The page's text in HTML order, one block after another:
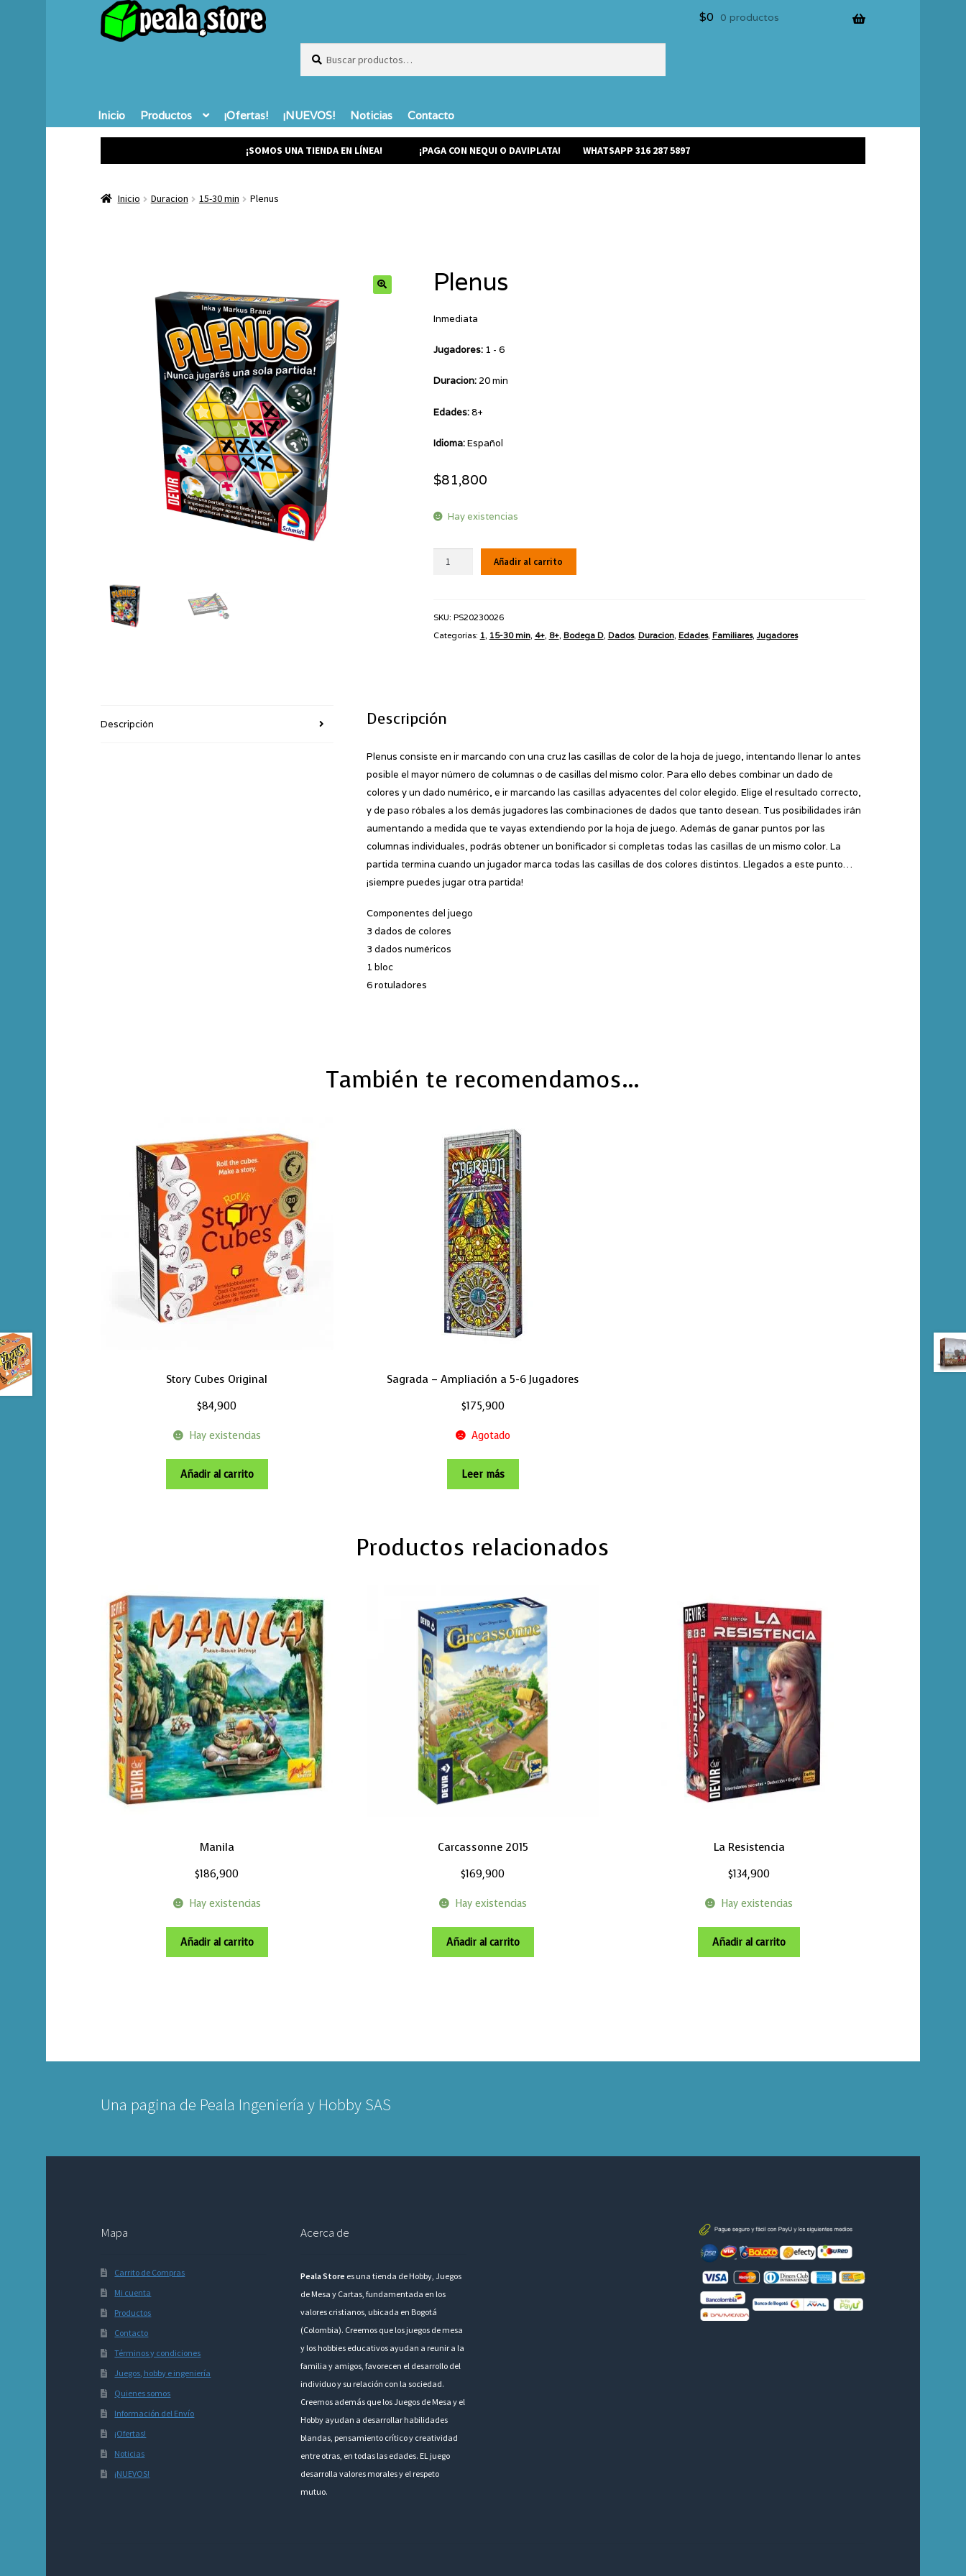
$0 0 productos
Buscar
Inicio Productos ¡Ofertas! ¡NUEVOS! Noticias Contacto
¡SOMOS UNA TIENDA EN LÍNEA! ¡PAGA CON NEQUI O DAVIPLATA! WHATSAPP 316 287 5897
Inicio Duracion 15-30 min Plenus
Plenus
Inmediata
Jugadores: 1 - 6
Duracion: 20 min
Edades:8+
Idioma:Español
$81,800
Hay existencias
Plenus
Añadir al carrito
SKU: PS20230026
Categorías: 1, 15-30 min, 4+, 8+, Bodega D, Dados, Duracion, Edades, Familiares, Jugadores
Descripción Descripción
Plenus consiste en ir marcando con una cruz las casillas de color de la hoja de juego, intentando llenar lo antes
posible el mayor número de columnas o de casillas del mismo color. Para ello debes combinar un dado de
colores y un dado numérico, e ir marcando las casillas adyacentes del color elegido. Elige el resultado correcto,
y de paso róbales a los demás jugadores las combinaciones de dados que tanto desean. Tus posibilidades irán
aumentando a medida que te vayas extendiendo por la hoja de juego. Además de ganar puntos por las
columnas individuales, podrás obtener un bonificador si completas todas las casillas de un mismo color. La
partida termina cuando un jugador marca todas las casillas de dos colores distintos. Llegados a este punto…
¡siempre puedes jugar otra partida!
Componentes del juego
3 dados de colores
3 dados numéricos
1 bloc
6 rotuladores
También te recomendamos…
Story Cubes Original
$84,900
Hay existencias
Añadir al carrito
Sagrada – Ampliación a 5-6 Jugadores
$175,900
Agotado
Leer más
Productos relacionados
Manila
$186,900
Hay existencias
Añadir al carrito
Carcassonne 2015
$169,900
Hay existencias
Añadir al carrito
La Resistencia
$134,900
Hay existencias
Añadir al carrito
Una pagina de Peala Ingeniería y Hobby SAS
Mapa
Carrito de Compras
Mi cuenta
Productos
Contacto
Términos y condiciones
Juegos, hobby e ingeniería
Quienes somos
Información del Envío
¡Ofertas!
Noticias
¡NUEVOS!
Acerca de
Peala Store es una tienda de Hobby, Juegos
de Mesa y Cartas, fundamentada en los
valores cristianos, ubicada en Bogotá
(Colombia). Creemos que los juegos de mesa
y los hobbies educativos ayudan a reunir a la
familia y amigos, favorecen el desarrollo del
individuo y su relación con la sociedad.
Creemos además que los Juegos de Mesa y el
Hobby ayudan a desarrollar habilidades
blandas, pensamiento crítico y creatividad
entre otras, en todas las edades. EL juego
desarrolla valores morales y el respeto
mutuo.